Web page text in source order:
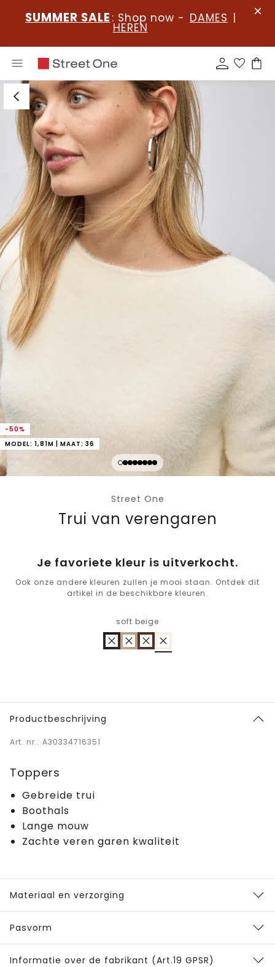
SUMMER SALE : Shop now - DAMES |
HEREN
-50%
MODEL: 1,81M | MAAT: 36
Street One
Trui van verengaren
Je favoriete kleur is uitverkocht.
Ook onze andere kleuren zullen je mooi staan. Ontdek dit
artikel in de beschikbare kleuren.
soft beige
Productbeschrijving
Art. nr.: A30334716351
Toppers
Gebreide trui
Boothals
Lange mouw
Zachte veren garen kwaliteit
Materiaal en verzorging
Pasvorm
Informatie over de fabrikant (Art.19 GPSR)